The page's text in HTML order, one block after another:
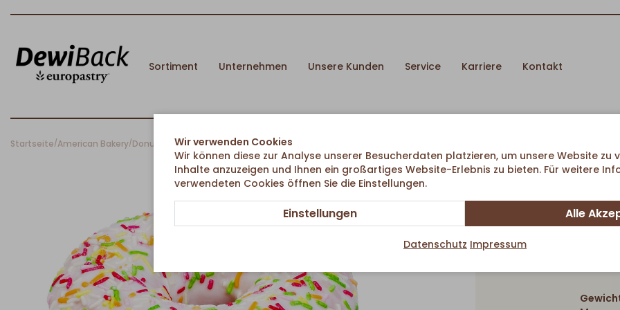
Sortiment Unternehmen Unsere Kunden Service Karriere Kontakt
Startseite/American Bakery/Donuts Donut mit bunten Streusel
Wir verwenden Cookies
Wir können diese zur Analyse unserer Besucherdaten platzieren, um unsere Website zu
Inhalte anzuzeigen und Ihnen ein großartiges Website-Erlebnis zu bieten. Für weitere
verwendeten Cookies öffnen Sie die Einstellungen.
Einstellungen Alle
Datenschutz Impressum